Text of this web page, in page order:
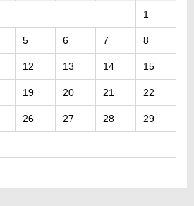
1
5 6 7 8
12 13 14 15
19 20 21 22
26 27 28 29